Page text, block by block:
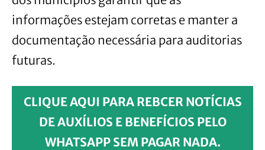
informações estejam corretas e manter a
documentação necessária para auditorias
futuras.
CLIQUE AQUI PARA REBCER NOTÍCIAS
DE AUXÍLIOS E BENEFÍCIOS PELO
WHATSAPP SEM PAGAR NADA.